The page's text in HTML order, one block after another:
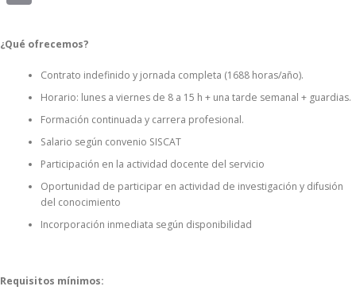
¿Qué ofrecemos?
Contrato indefinido y jornada completa (1688 horas/año).
Horario: lunes a viernes de 8 a 15 h + una tarde semanal + guardias.
Formación continuada y carrera profesional.
Salario según convenio SISCAT
Participación en la actividad docente del servicio
Oportunidad de participar en actividad de investigación y difusión
del conocimiento
Incorporación inmediata según disponibilidad
Requisitos mínimos: